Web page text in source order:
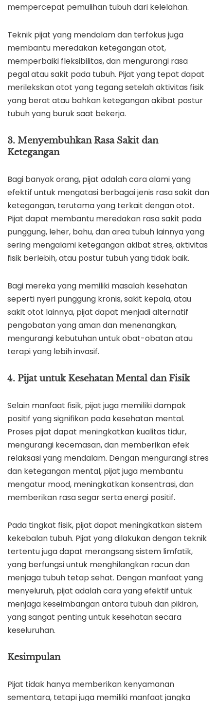
mempercepat pemulihan tubuh dari kelelahan.
Teknik pijat yang mendalam dan terfokus juga
membantu meredakan ketegangan otot,
memperbaiki fleksibilitas, dan mengurangi rasa
pegal atau sakit pada tubuh. Pijat yang tepat dapat
merilekskan otot yang tegang setelah aktivitas fisik
yang berat atau bahkan ketegangan akibat postur
tubuh yang buruk saat bekerja.
3. Menyembuhkan Rasa Sakit dan
Ketegangan
Bagi banyak orang, pijat adalah cara alami yang
efektif untuk mengatasi berbagai jenis rasa sakit dan
ketegangan, terutama yang terkait dengan otot.
Pijat dapat membantu meredakan rasa sakit pada
punggung, leher, bahu, dan area tubuh lainnya yang
sering mengalami ketegangan akibat stres, aktivitas
fisik berlebih, atau postur tubuh yang tidak baik.
Bagi mereka yang memiliki masalah kesehatan
seperti nyeri punggung kronis, sakit kepala, atau
sakit otot lainnya, pijat dapat menjadi alternatif
pengobatan yang aman dan menenangkan,
mengurangi kebutuhan untuk obat-obatan atau
terapi yang lebih invasif.
4. Pijat untuk Kesehatan Mental dan Fisik
Selain manfaat fisik, pijat juga memiliki dampak
positif yang signifikan pada kesehatan mental.
Proses pijat dapat meningkatkan kualitas tidur,
mengurangi kecemasan, dan memberikan efek
relaksasi yang mendalam. Dengan mengurangi stres
dan ketegangan mental, pijat juga membantu
mengatur mood, meningkatkan konsentrasi, dan
memberikan rasa segar serta energi positif.
Pada tingkat fisik, pijat dapat meningkatkan sistem
kekebalan tubuh. Pijat yang dilakukan dengan teknik
tertentu juga dapat merangsang sistem limfatik,
yang berfungsi untuk menghilangkan racun dan
menjaga tubuh tetap sehat. Dengan manfaat yang
menyeluruh, pijat adalah cara yang efektif untuk
menjaga keseimbangan antara tubuh dan pikiran,
yang sangat penting untuk kesehatan secara
keseluruhan.
Kesimpulan
Pijat tidak hanya memberikan kenyamanan
sementara, tetapi juga memiliki manfaat jangka